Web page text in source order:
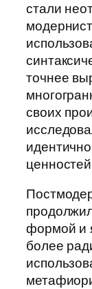
стали
точнее
своих
формой и
более